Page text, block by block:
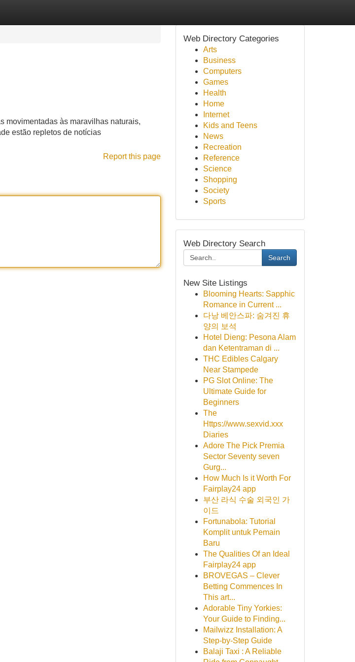
movimentadas às maravilhas naturais,
estão repletos de notícias
Report this page
Web Directory Categories
Arts
Business
Computers
Games
Health
Home
Internet
Kids and Teens
News
Recreation
Reference
Science
Shopping
Society
Sports
Web Directory Search
Search
New Site Listings
Blooming Hearts: Sapphic
Romance in Current ...
다낭 베안스파: 숨겨진 휴
양의 보석
Hotel Dieng: Pesona Alam
dan Ketentraman di ...
THC Edibles Calgary
Near Stampede
PG Slot Online: The
Ultimate Guide for
Beginners
The
Https://www.sexvid.xxx
Diaries
Adore The Pick Premia
Sector Seventy seven
Gurg...
How Much Is it Worth For
Fairplay24 app
부산 라식 수술 외국인 가
이드
Fortunabola: Tutorial
Komplit untuk Pemain
Baru
The Qualities Of an Ideal
Fairplay24 app
BROVEGAS – Clever
Betting Commences In
This art...
Adorable Tiny Yorkies:
Your Guide to Finding...
Mailwizz Installation: A
Step-by-Step Guide
Balaji Taxi : A Reliable